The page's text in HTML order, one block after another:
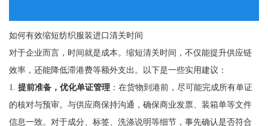
如何有效缩短纺织服装进口清关时间
对于企业而言，时间就是成本。缩短清关时间，不仅能提升供应链
效率，还能降低滞港费等额外支出。以下是一些实用建议：
1. 提前准备，优化单证管理：在货物到港前，尽可能完成所有单证
的核对与预审。与供应商保持沟通，确保商业发票、装箱单等文件
信息一致。对于成分、标签、洗涤说明等细节，事先确认是否符合